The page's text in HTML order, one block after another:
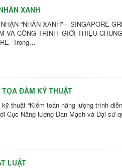
XANH
“NHÃN XANH”– SINGAPORE
VÀ CÔNG TRÌNH GIỚI THIỆU
Trong…
TỌA ĐÀM KỸ THUẬT
kỹ thuật “Kiểm toán năng lượng trình
Cục Năng lượng Đan Mạch và Đại sứ
LUẬT